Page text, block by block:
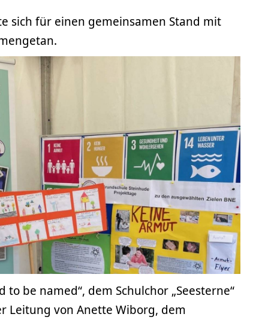
sich für einen gemeinsamen Stand mit
be named“, dem Schulchor „Seesterne“
Leitung von Anette Wiborg, dem